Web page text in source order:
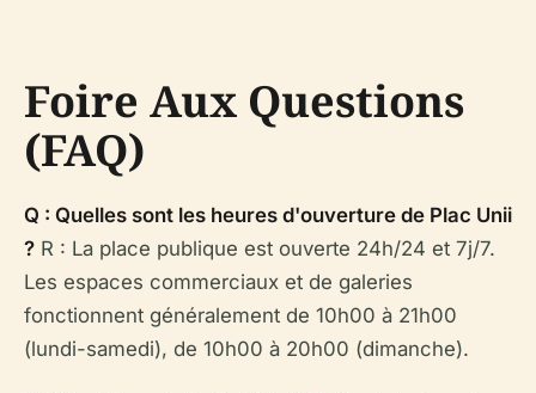
Foire Aux Questions
(FAQ)
Q : Quelles sont les heures d'ouverture de Plac Unii
? R : La place publique est ouverte 24h/24 et 7j/7.
Les espaces commerciaux et de galeries
fonctionnent généralement de 10h00 à 21h00
(lundi-samedi), de 10h00 à 20h00 (dimanche).